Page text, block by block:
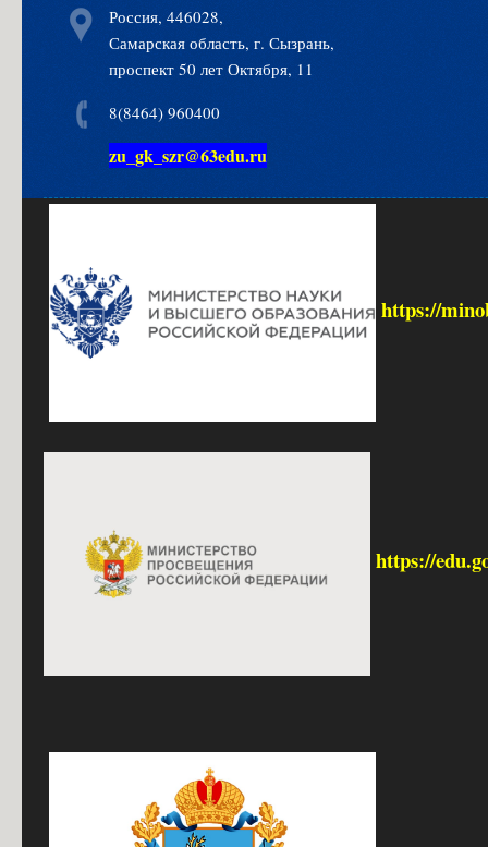
Россия, 446028,
Самарская область, г. Сызрань,
проспект 50 лет Октября, 11
8(8464) 960400
zu_gk_szr@63edu.ru
https://
https://